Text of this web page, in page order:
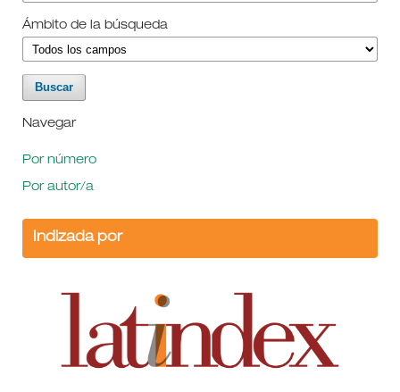
Ámbito de la búsqueda
Navegar
Por número
Por autor/a
Indizada por